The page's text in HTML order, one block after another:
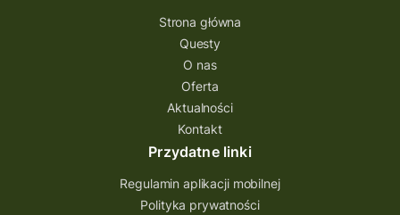
questing gry terenowe
Quest Świętokrzyskie
quest na szlaku Przygody
Quest Bolestraszyce
Quest Arboretum
Przecław Quest
projekt
Partnerstwo Questingu
Strona główna
Questy
O nas
Oferta
Aktualności
Kontakt
Przydatne linki
Regulamin aplikacji mobilnej
Polityka prywatności